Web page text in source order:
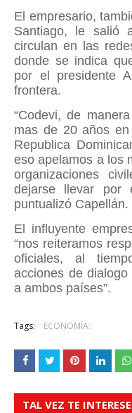
El empresario,
Santiago, le salió
circulan en las
donde se indica
por el presidente
frontera.
“Codevi, de
mas de 20 años
Republica
eso apelamos a los
organizaciones
dejarse llevar por
puntualizó Capellán.
El influyente
“nos reiteramos
oficiales, al
acciones de
a ambos países”.
Tags: ECONOMÍA:
TAL VEZ TE